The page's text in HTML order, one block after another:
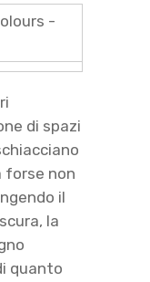
di spazi
forse non
il
la
quanto